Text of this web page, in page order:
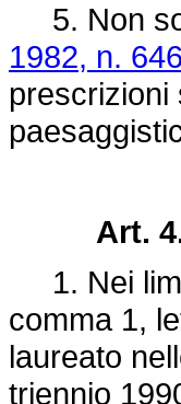
5. Non
1982, n.
prescrizioni
Art.
1. Nei
comma 1,
laureato
triennio